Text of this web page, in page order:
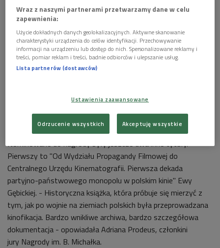
Nagrodę im. Bolesława Michałka za rok 2022 zdobyła książka "Przerwane
emancypacje. Polityka ekscesu w kinie polskim lat 1968-1982" Sebastiana
Jagielskiego Foto: Billion Photos/Shutterstock
X muza na kartach książek
Nagroda im. Bolesława Michałka jest przyznawana przez
miesięcznik "Kino" od 1997 roku. Trafia ona do autora
W grudniu ub.r. laureatem ogłoszono Sebastiana Jagielskiego
za książkę "Przerwane emancypacje. Polityka ekscesu w kinie
polskim lat 1968-1982".
Nominowane do nagrody były jeszcze dwa inne tytuły.
Pierwszy to "Od Wydziału Propagandy Filmowej do
Centralnego Urzędu Kinematografii. Pierwsza dekada
partyjno-państwowego monopolu w polskim kinie" Ewy
Gębickiej. - Historyczna książka, która próbuje się mierzyć z
tym, jak po wojnie na ziemiach polskich była przeprowadzana
kinofikacja. Bardzo wnikliwe archiwa, bardzo szczegółowa
dokumentacja - opowiadała Adriana Prodeus, członkini
jury Nagrody im. B. Michałka.
Wraz z naszymi partnerami przetwarzamy dane w celu
zapewnienia:
Użycie dokładnych danych geolokalizacyjnych. Aktywne skanowanie
charakterystyki urządzenia do celów identyfikacji. Przechowywanie
informacji na urządzeniu lub dostęp do nich. Spersonalizowane reklamy i
treści, pomiar reklam i treści, badnie odbiorców i ulepszanie usług.
Lista partnerów (dostawców)
Ustawienia zaawansowane
Odrzucenie wszystkich Akceptuję wszystkie